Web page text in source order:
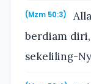
(Mzm 50:3)
berdiam
sekeliling-